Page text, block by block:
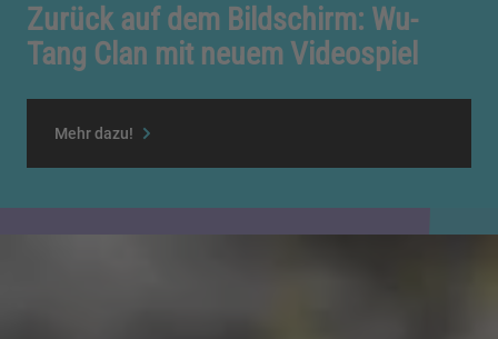
Zurück auf dem Bildschirm: Wu-
Tang Clan mit neuem Videospiel
Mehr dazu!